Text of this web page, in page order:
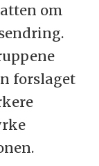
om
forslaget